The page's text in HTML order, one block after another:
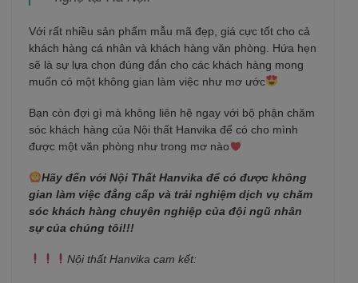
Với rất nhiều sản phẩm mẫu mã đẹp, giá cực tốt cho cả
khách hàng cá nhân và khách hàng văn phòng. Hứa hẹn
sẽ là sự lựa chọn đúng đắn cho các khách hàng mong
muốn có một không gian làm việc như mơ ước
Bạn còn đợi gì mà không liên hệ ngay với bộ phận chăm
sóc khách hàng của Nội thất Hanvika để có cho mình
được một văn phòng như trong mơ nào
Hãy đến với Nội Thất Hanvika để có được không
gian làm việc đẳng cấp và trải nghiệm dịch vụ chăm
sóc khách hàng chuyên nghiệp của đội ngũ nhân
sự của chúng tôi!!!
Nội thất Hanvika cam kết: